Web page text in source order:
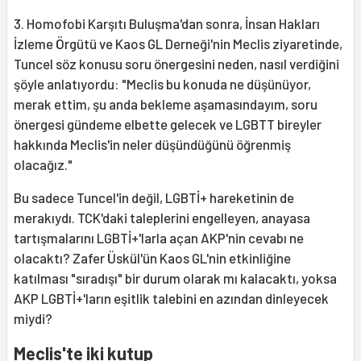
3. Homofobi Karşıtı Buluşma'dan sonra, İnsan Hakları
İzleme Örgütü ve Kaos GL Derneği'nin Meclis ziyaretinde,
Tuncel söz konusu soru önergesini neden, nasıl verdiğini
şöyle anlatıyordu: "Meclis bu konuda ne düşünüyor,
merak ettim, şu anda bekleme aşamasındayım, soru
önergesi gündeme elbette gelecek ve LGBTT bireyler
hakkında Meclis'in neler düşündüğünü öğrenmiş
olacağız."
Bu sadece Tuncel'in değil, LGBTİ+ hareketinin de
merakıydı. TCK'daki taleplerini engelleyen, anayasa
tartışmalarını LGBTİ+'larla açan AKP'nin cevabı ne
olacaktı? Zafer Üskül'ün Kaos GL'nin etkinliğine
katılması "sıradışı" bir durum olarak mı kalacaktı, yoksa
AKP LGBTİ+'ların eşitlik talebini en azından dinleyecek
miydi?
Meclis'te iki kutup